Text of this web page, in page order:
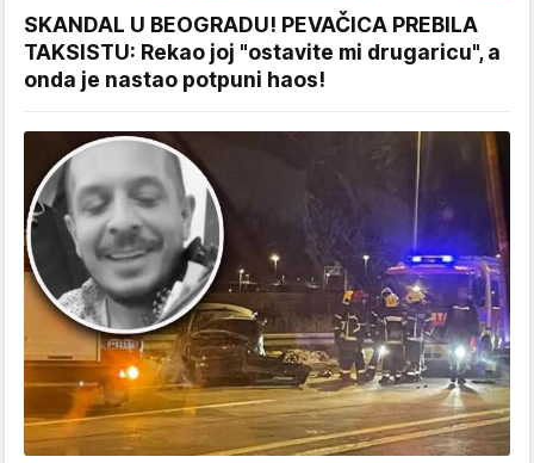
SKANDAL U BEOGRADU! PEVAČICA PREBILA
TAKSISTU: Rekao joj "ostavite mi drugaricu", a
onda je nastao potpuni haos!